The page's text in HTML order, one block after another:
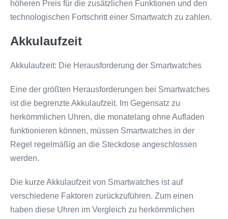
höheren Preis für die zusätzlichen Funktionen und den
technologischen Fortschritt einer Smartwatch zu zahlen.
Akkulaufzeit
Akkulaufzeit: Die Herausforderung der Smartwatches
Eine der größten Herausforderungen bei Smartwatches
ist die begrenzte Akkulaufzeit. Im Gegensatz zu
herkömmlichen Uhren, die monatelang ohne Aufladen
funktionieren können, müssen Smartwatches in der
Regel regelmäßig an die Steckdose angeschlossen
werden.
Die kurze Akkulaufzeit von Smartwatches ist auf
verschiedene Faktoren zurückzuführen. Zum einen
haben diese Uhren im Vergleich zu herkömmlichen